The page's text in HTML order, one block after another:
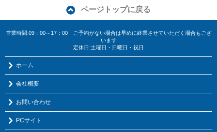
ページトップに戻る
営業時間:09：00～17：00 ご予約がない場合は早めに終業させていただく場合もござ
います
定休日:土曜日・日曜日・祝日
ホーム
会社概要
お問い合わせ
PCサイト